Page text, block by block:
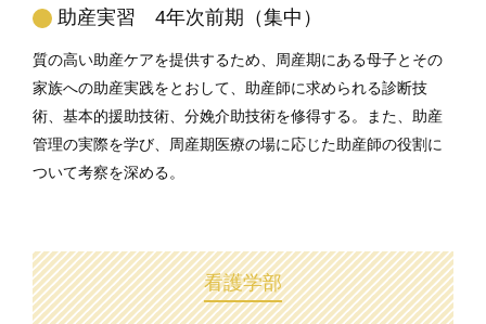
助産実習 4年次前期（集中）
質の高い助産ケアを提供するため、周産期にある母子とその
家族への助産実践をとおして、助産師に求められる診断技
術、基本的援助技術、分娩介助技術を修得する。また、助産
管理の実際を学び、周産期医療の場に応じた助産師の役割に
ついて考察を深める。
看護学部